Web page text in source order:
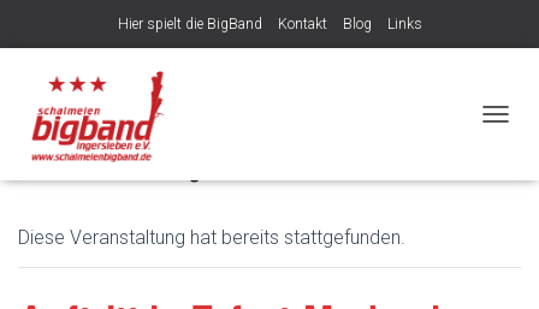
Hier spielt die BigBand Kontakt Blog Links
Veröffentlicht von
« Alle Veranstaltungen
Diese Veranstaltung hat bereits stattgefunden.